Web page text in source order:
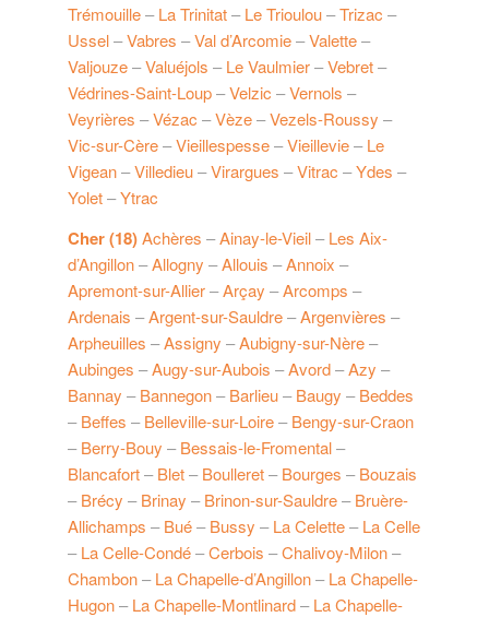
Trémouille–La Trinitat–Le Trioulou–Trizac –
Ussel–Vabres –Val d’Arcomie–Valette–
Valjouze–Valuéjols –Le Vaulmier–Vebret–
Védrines-Saint-Loup–Velzic –Vernols –
Veyrières –Vézac –Vèze–Vezels-Roussy –
Vic-sur-Cère–Vieillespesse–Vieillevie–Le
Vigean–Villedieu–Virargues –Vitrac –Ydes –
Yolet–Ytrac
Cher (18)Achères –Ainay-le-Vieil–Les Aix-
d’Angillon–Allogny –Allouis –Annoix –
Apremont-sur-Allier–Arçay –Arcomps –
Ardenais –Argent-sur-Sauldre–Argenvières –
Arpheuilles –Assigny –Aubigny-sur-Nère–
Aubinges –Augy-sur-Aubois –Avord–Azy –
Bannay –Bannegon–Barlieu–Baugy –Beddes
–Beffes –Belleville-sur-Loire–Bengy-sur-Craon
–Berry-Bouy –Bessais-le-Fromental–
Blancafort–Blet–Boulleret–Bourges –Bouzais
–Brécy –Brinay –Brinon-sur-Sauldre–Bruère-
Allichamps –Bué–Bussy –La Celette–La Celle
–La Celle-Condé–Cerbois –Chalivoy-Milon–
Chambon–La Chapelle-d’Angillon–La Chapelle-
Hugon–La Chapelle-Montlinard–La Chapelle-